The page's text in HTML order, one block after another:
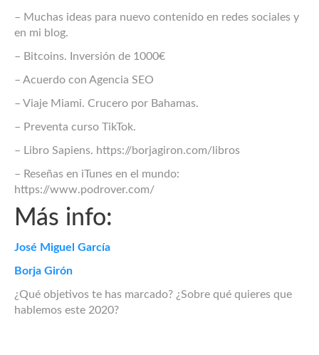
– Muchas ideas para nuevo contenido en redes sociales y
en mi blog.
– Bitcoins. Inversión de 1000€
– Acuerdo con Agencia SEO
– Viaje Miami. Crucero por Bahamas.
– Preventa curso TikTok.
– Libro Sapiens. https://borjagiron.com/libros
– Reseñas en iTunes en el mundo:
https://www.podrover.com/
Más info:
José Miguel García
Borja Girón
¿Qué objetivos te has marcado? ¿Sobre qué quieres que
hablemos este 2020?